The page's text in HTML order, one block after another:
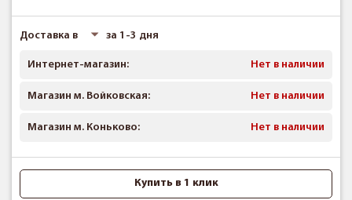
Доставка в за 1-3 дня
Интернет-магазин: Нет в наличии
Магазин м. Войковская: Нет в наличии
Магазин м. Коньково: Нет в наличии
Купить в 1 клик